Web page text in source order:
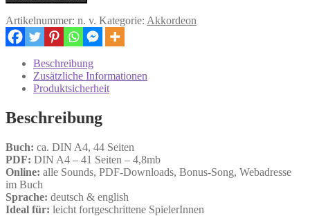
-
18
Wolfgang
Amadeus
Classics
Menge
Artikelnummer: n. v. Kategorie: Akkordeon
Beschreibung
Zusätzliche Informationen
Produktsicherheit
Beschreibung
Buch: ca. DIN A4, 44 Seiten
PDF: DIN A4 – 41 Seiten – 4,8mb
Online: alle Sounds, PDF-Downloads, Bonus-Song, Webadresse
im Buch
Sprache: deutsch & english
Ideal für: leicht fortgeschrittene SpielerInnen